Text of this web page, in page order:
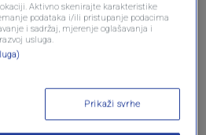
Aktivno skenirajte karakteristike
podataka i/ili pristupanje podacima
i sadržaj, mjerenje oglašavanja i
usluga.
Prikaži svrhe